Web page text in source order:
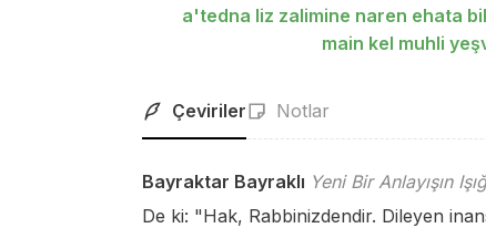
a'tedna liz zalimine naren ehata
main kel muhli
Çeviriler Notlar
Bayraktar Bayraklı Yeni Bir Anlayışın
De ki: "Hak, Rabbinizdendir. Dileyen